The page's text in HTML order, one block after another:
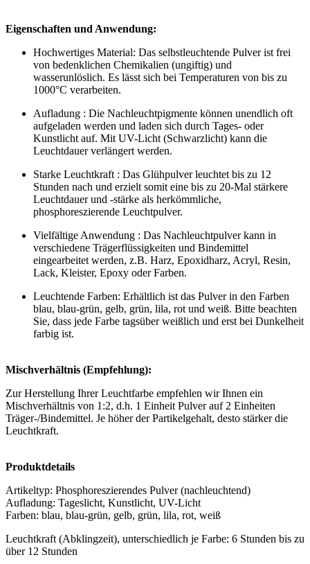
Eigenschaften und Anwendung:
Hochwertiges Material: Das selbstleuchtende Pulver ist frei
von bedenklichen Chemikalien (ungiftig) und
wasserunlöslich. Es lässt sich bei Temperaturen von bis zu
1000°C verarbeiten.
Aufladung : Die Nachleuchtpigmente können unendlich oft
aufgeladen werden und laden sich durch Tages- oder
Kunstlicht auf. Mit UV-Licht (Schwarzlicht) kann die
Leuchtdauer verlängert werden.
Starke Leuchtkraft : Das Glühpulver leuchtet bis zu 12
Stunden nach und erzielt somit eine bis zu 20-Mal stärkere
Leuchtdauer und -stärke als herkömmliche,
phosphoreszierende Leuchtpulver.
Vielfältige Anwendung : Das Nachleuchtpulver kann in
verschiedene Trägerflüssigkeiten und Bindemittel
eingearbeitet werden, z.B. Harz, Epoxidharz, Acryl, Resin,
Lack, Kleister, Epoxy oder Farben.
Leuchtende Farben: Erhältlich ist das Pulver in den Farben
blau, blau-grün, gelb, grün, lila, rot und weiß. Bitte beachten
Sie, dass jede Farbe tagsüber weißlich und erst bei Dunkelheit
farbig ist.
Mischverhältnis (Empfehlung):
Zur Herstellung Ihrer Leuchtfarbe empfehlen wir Ihnen ein
Mischverhältnis von 1:2, d.h. 1 Einheit Pulver auf 2 Einheiten
Träger-/Bindemittel. Je höher der Partikelgehalt, desto stärker die
Leuchtkraft.
Produktdetails
Artikeltyp: Phosphoreszierendes Pulver (nachleuchtend)
Aufladung: Tageslicht, Kunstlicht, UV-Licht
Farben: blau, blau-grün, gelb, grün, lila, rot, weiß
Leuchtkraft (Abklingzeit), unterschiedlich je Farbe: 6 Stunden bis zu
über 12 Stunden